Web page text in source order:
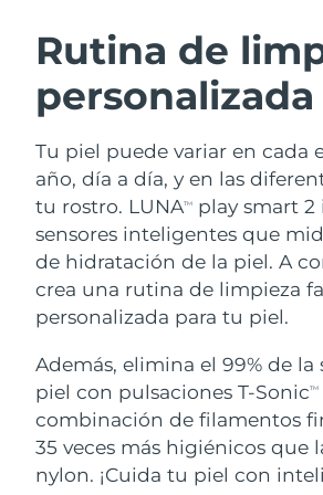
Rutina de
personalizada
Tu piel puede variar en cada
año, día a día, y en las
tu rostro. LUNATM
play smart
sensores inteligentes que
de hidratación de la piel. A
crea una rutina de limpieza
personalizada para tu piel.
Además, elimina el 99% de la
piel con pulsaciones T-SonicTM
combinación de filamentos
35 veces más higiénicos que
nylon. ¡Cuida tu piel con
LUNA™ 4 pack
Anti-aging massage
LUNA™ 4 Plus
Massage, LED heating
LUNA™ 4 Men
For men, anti-aging
BEAR™ 2 pack
Microcurrent toning
BEAR™ 2 go
Microcurrent toning
BEAR™ 2 eyes &
Microcurrent line
Hidratación
UFO™ 3 pack
Deep facial hydration
UFO™ 3 LED
Near-infrared and red
device
issa™ 4
Hybrid silicone sonic
issa™ 4 plus
Smart hybrid silicone
TRATAMIENTO ANTIEDAD
Antiedad
NEW
Austria
Baréin
Bélgica
Bermudas
Bosnia y Herzegovina
Brunéi
Canadá
Chile